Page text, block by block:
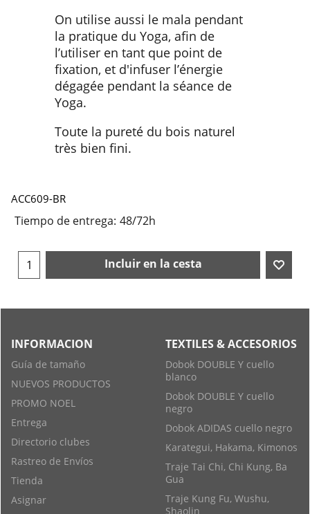
On utilise aussi le mala pendant
la pratique du Yoga, afin de
l’utiliser en tant que point de
fixation, et d'infuser l’énergie
dégagée pendant la séance de
Yoga.
Toute la pureté du bois naturel
très bien fini.
ACC609-BR
Tiempo de entrega: 48/72h
Incluir en la cesta
INFORMACION
Guía de tamaño
NUEVOS PRODUCTOS
PROMO NOEL
Entrega
Directorio clubes
Rastreo de Envíos
Tienda
Asignar
TEXTILES & ACCESORIOS
Dobok DOUBLE Y cuello
blanco
Dobok DOUBLE Y cuello
negro
Dobok ADIDAS cuello negro
Karategui, Hakama, Kimonos
Traje Tai Chi, Chi Kung, Ba
Gua
Traje Kung Fu, Wushu,
Shaolin